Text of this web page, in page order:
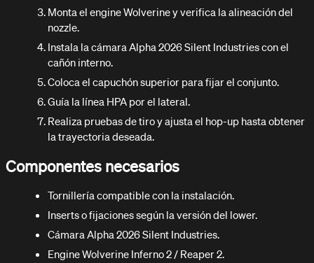
Monta el engine Wolverine y verifica la alineación del
nozzle.
Instala la cámara Alpha 2026 Silent Industries con el
cañón interno.
Coloca el capuchón superior para fijar el conjunto.
Guía la línea HPA por el lateral.
Realiza pruebas de tiro y ajusta el hop-up hasta obtener
la trayectoria deseada.
Componentes necesarios
Tornillería compatible con la instalación.
Inserts o fijaciones según la versión del lower.
Cámara Alpha 2026 Silent Industries.
Engine Wolverine Inferno 2 / Reaper 2.